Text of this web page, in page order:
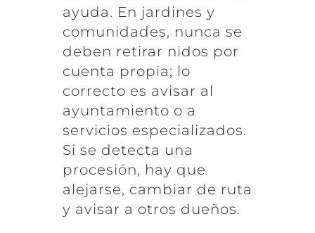
ayuda. En jardines y
comunidades, nunca se
deben retirar nidos por
cuenta propia; lo
correcto es avisar al
ayuntamiento o a
servicios especializados.
Si se detecta una
procesión, hay que
alejarse, cambiar de ruta
y avisar a otros dueños.